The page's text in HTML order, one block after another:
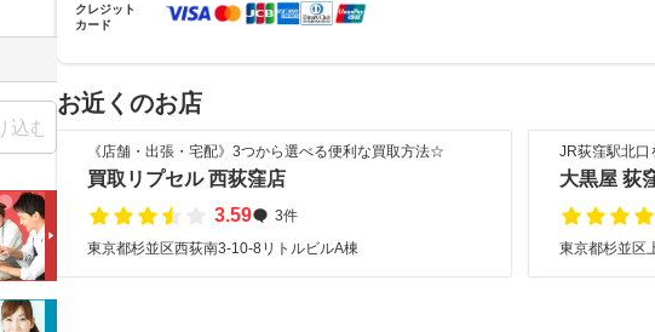
クレジット
カード
お近くのお店
《店舗・出張・宅配》3つから選べる便利な買取方法☆
買取リプセル 西荻窪店
3.59
3件
東京都杉並区西荻南3-10-8リトルビルA棟
JR荻窪駅北口
大黒屋 荻
東京都杉並区